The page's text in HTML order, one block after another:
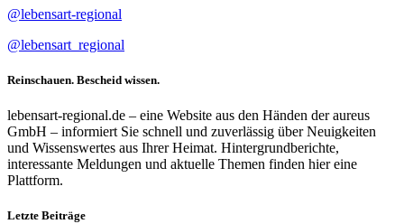
@lebensart-regional
@lebensart_regional
Reinschauen. Bescheid wissen.
lebensart-regional.de – eine Website aus den Händen der aureus
GmbH – informiert Sie schnell und zuverlässig über Neuigkeiten
und Wissenswertes aus Ihrer Heimat. Hintergrundberichte,
interessante Meldungen und aktuelle Themen finden hier eine
Plattform.
Letzte Beiträge